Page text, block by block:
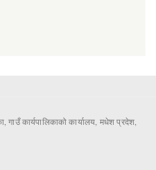
गाउँ कार्यपालिकाको कार्यालय, मधेश प्रदेश,